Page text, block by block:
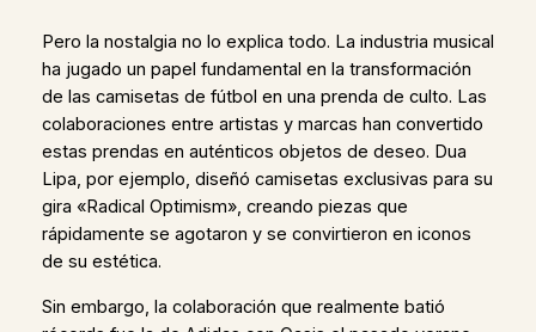
Pero la nostalgia no lo explica todo. La industria musical
ha jugado un papel fundamental en la transformación
de las camisetas de fútbol en una prenda de culto. Las
colaboraciones entre artistas y marcas han convertido
estas prendas en auténticos objetos de deseo. Dua
Lipa, por ejemplo, diseñó camisetas exclusivas para su
gira «Radical Optimism», creando piezas que
rápidamente se agotaron y se convirtieron en iconos
de su estética.
Sin embargo, la colaboración que realmente batió